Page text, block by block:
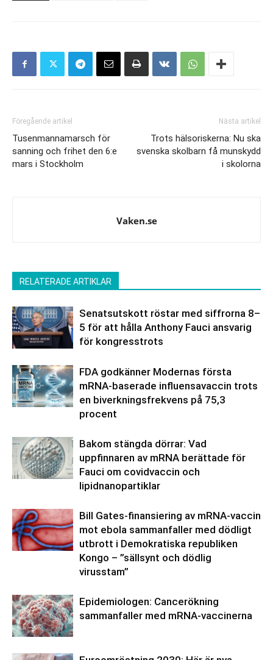
Föregående artikel
Tusenmannamarsch för
sanning och frihet den 6:e
mars i Stockholm
Nästa artikel
Trots hälsoriskerna: Nu ska
svenska skolbarn få munskydd
i skolorna
Vaken.se
RELATERADE ARTIKLAR
Senatsutskott röstar med siffrorna 8–
5 för att hålla Anthony Fauci ansvarig
för kongresstrots
FDA godkänner Modernas första
mRNA-baserade influensavaccin trots
en biverkningsfrekvens på 75,3
procent
Bakom stängda dörrar: Vad
uppfinnaren av mRNA berättade för
Fauci om covidvaccin och
lipidnanopartiklar
Bill Gates-finansiering av mRNA-vaccin
mot ebola sammanfaller med dödligt
utbrott i Demokratiska republiken
Kongo – ”sällsynt och dödlig
virusstam”
Epidemiologen: Cancerökning
sammanfaller med mRNA-vaccinerna